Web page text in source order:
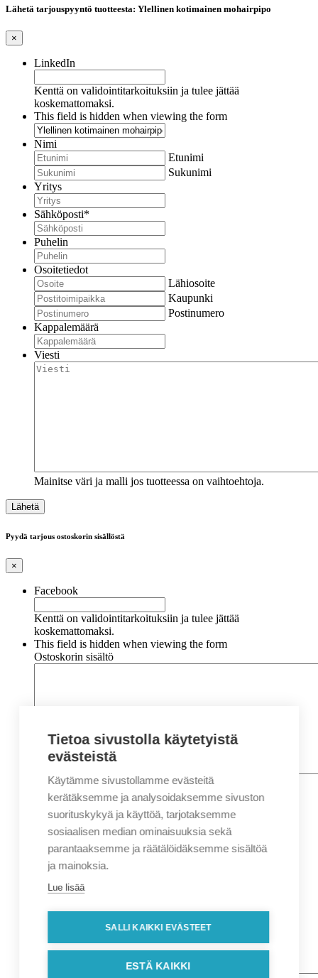
Lähetä tarjouspyyntö tuotteesta: Ylellinen kotimainen mohairpipo
×
LinkedIn
Kenttä on validointitarkoituksiin ja tulee jättää
koskemattomaksi.
This field is hidden when viewing the form
Nimi
Etunimi
Sukunimi
Yritys
Sähköposti*
Puhelin
Osoitetiedot
Lähiosoite
Kaupunki
Postinumero
Kappalemäärä
Viesti
Mainitse väri ja malli jos tuotteessa on vaihtoehtoja.
Pyydä tarjous ostoskorin sisällöstä
×
Facebook
Kenttä on validointitarkoituksiin ja tulee jättää
koskemattomaksi.
This field is hidden when viewing the form
Ostoskorin sisältö
Nimi*
Etunimi
Sukunimi
Sähköposti*
Puhelin*
Osoitetiedot
Lähiosoite
Postinumero
Tietoa sivustolla käytetyistä
evästeistä
Käytämme sivustollamme evästeitä
kerätäksemme ja analysoidaksemme sivuston
suorituskykyä ja käyttöä, tarjotaksemme
sosiaalisen median ominaisuuksia sekä
parantaaksemme ja räätälöidäksemme sisältöä
ja mainoksia.
Lue lisää
SALLI KAIKKI EVÄSTEET
ESTÄ KAIKKI